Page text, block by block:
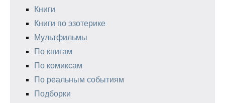
Книги
Книги по эзотерике
Мультфильмы
По книгам
По комиксам
По реальным событиям
Подборки